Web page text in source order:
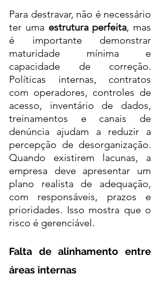
Para destravar, não é necessário
ter uma estrutura perfeita, mas
é importante demonstrar
maturidade mínima e
capacidade de correção.
Políticas internas, contratos
com operadores, controles de
acesso, inventário de dados,
treinamentos e canais de
denúncia ajudam a reduzir a
percepção de desorganização.
Quando existirem lacunas, a
empresa deve apresentar um
plano realista de adequação,
com responsáveis, prazos e
prioridades. Isso mostra que o
risco é gerenciável.
Falta de alinhamento entre
áreas internas